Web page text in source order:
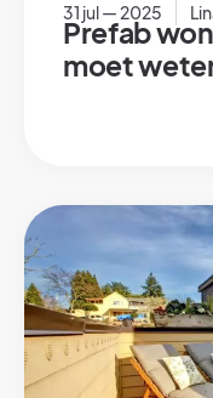
31 jul — 2025
Prefab
moet